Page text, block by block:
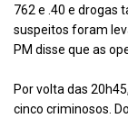
762 e .40 e drogas
suspeitos foram
PM disse que as
Por volta das
cinco criminosos.